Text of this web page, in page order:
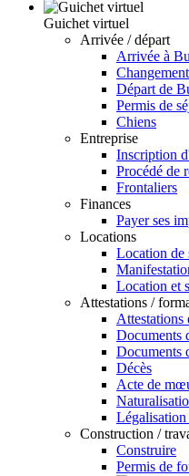
Guichet virtuel
Arrivée / départ
Arrivée à
Départ de
Permis de
Chiens
Entreprise
Inscription
Procédé de
Frontaliers
Finances
Payer ses
Locations
Location de
Location et
Attestations /
Attestations
Documents
Documents
Décès
Acte de
Légalisation
Construction /
Construire
Permis de